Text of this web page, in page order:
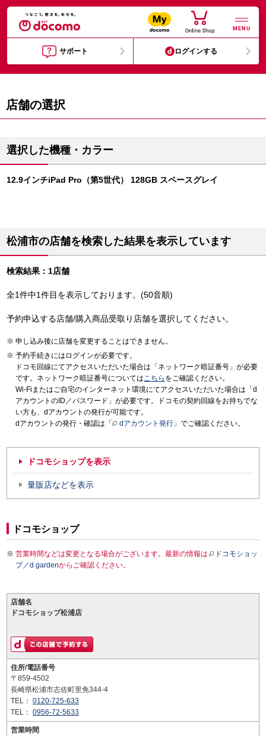
MENU
サポート ログインする
店舗の選択
選択した機種・カラー
12.9インチiPad Pro（第5世代） 128GB スペースグレイ
松浦市の店舗を検索した結果を表示しています
検索結果：1店舗
全1件中1件目を表示しております。(50音順)
予約申込する店舗/購入商品受取り店舗を選択してください。
申し込み後に店舗を変更することはできません。
予約手続きにはログインが必要です。
ドコモ回線にてアクセスいただいた場合は「ネットワーク暗証番号」が必要
です。ネットワーク暗証番号についてはこちら をご確認ください。
Wi-Fiまたはご自宅のインターネット環境にてアクセスいただいた場合は「d
アカウントのID／パスワード」が必要です。ドコモの契約回線をお持ちでな
い方も、dアカウントの発行が可能です。
dアカウントの発行・確認は「
dアカウント発行 」でご確認ください。
ドコモショップを表示
量販店などを表示
ドコモショップ
営業時間などは変更となる場合がございます。最新の情報は
ドコモショッ
プ／d gardenからご確認ください。
店舗名
ドコモショップ松浦店
住所/電話番号
〒859-4502
長崎県松浦市志佐町里免344-4
TEL： 0120-725-633
TEL： 0956-72-5633
営業時間